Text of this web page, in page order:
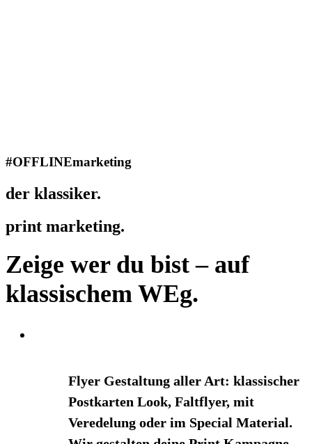
#OFFLINEmarketing
der klassiker.
print marketing.
Zeige wer du bist – auf
klassischem WEg.
Flyer Gestaltung aller Art: klassischer
Postkarten Look, Faltflyer, mit
Veredelung oder im Special Material.